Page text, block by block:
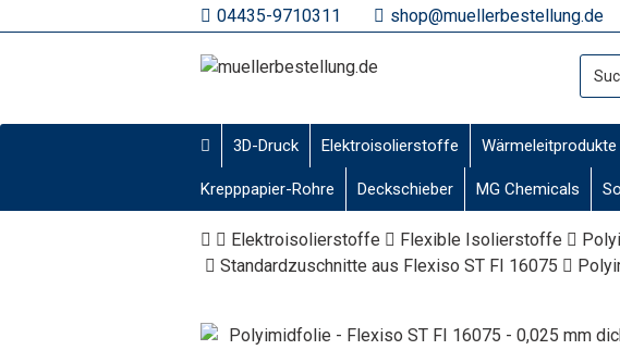
04435-9710311 shop@muellerbestellung.de
3D-Druck Elektroisolierstoffe Wärmeleitprodukte
Krepppapier-Rohre Deckschieber MG Chemicals
Elektroisolierstoffe Flexible Isolierstoffe
Standardzuschnitte aus Flexiso ST FI 16075